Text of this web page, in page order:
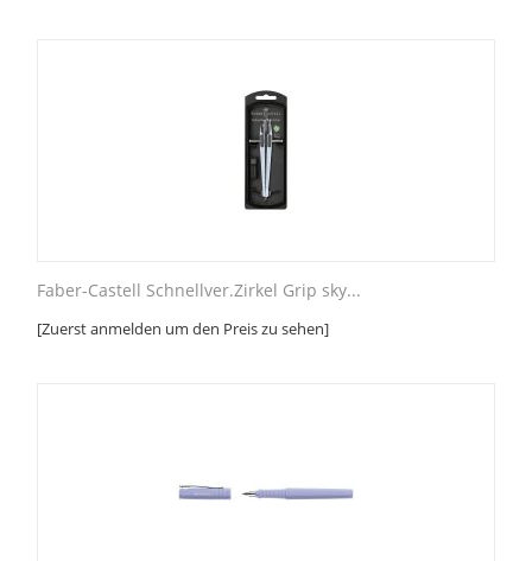
Faber-Castell Schnellver.Zirkel Grip sky...
[Zuerst anmelden um den Preis zu sehen]